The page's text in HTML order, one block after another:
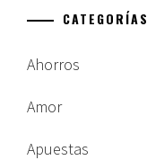
CATEGORÍAS
Ahorros
Amor
Apuestas